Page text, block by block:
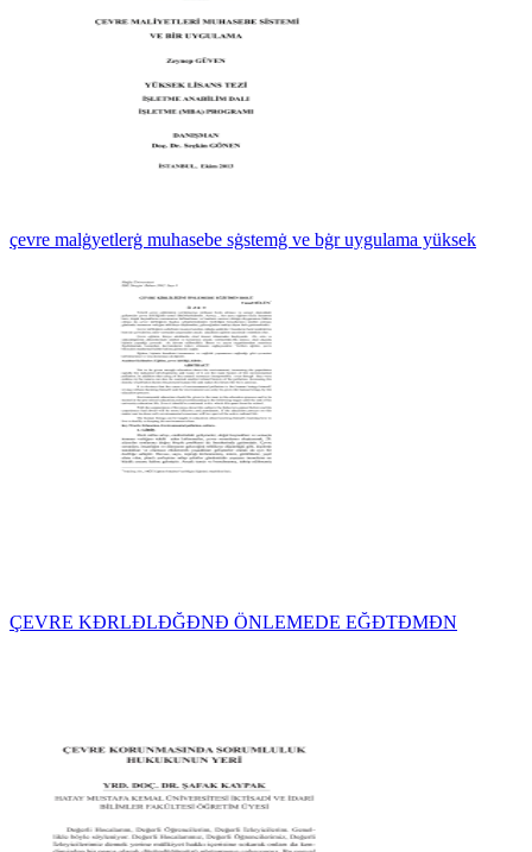
çevre malġyetlerġ muhasebe sġstemġ ve bġr uygulama yüksek
ÇEVRE KĐRLĐLĐĞĐNĐ ÖNLEMEDE EĞĐTĐMĐN